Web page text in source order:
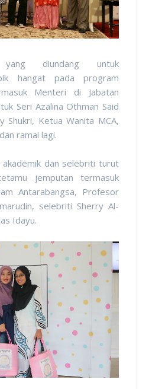
diundang untuk
hangat pada program
Menteri di Jabatan
Seri Azalina Othman Said
Shukri, Ketua Wanita MCA,
ramai lagi.
akademik dan selebriti turut
jemputan termasuk
Antarabangsa, Profesor
selebriti Sherry Al-
Idayu.